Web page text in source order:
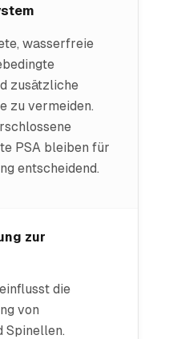
wasserfreie
zusätzliche
zu vermeiden.
PSA bleiben für
entscheidend.
zur
die
von
Spinellen.